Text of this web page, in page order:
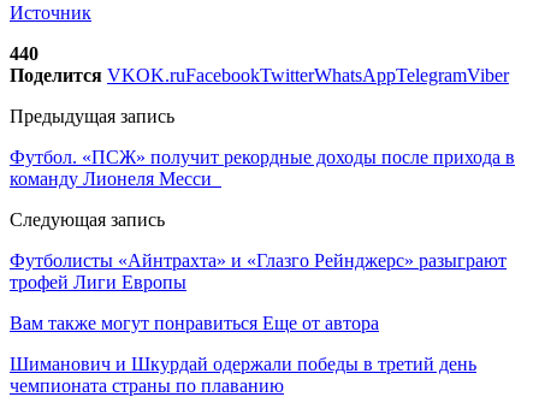
Источник
440
Поделится VKOK.ruFacebookTwitterWhatsAppTelegramViber
Предыдущая запись
Футбол. «ПСЖ» получит рекордные доходы после прихода в
команду Лионеля Месси
Следующая запись
Футболисты «Айнтрахта» и «Глазго Рейнджерс» разыграют
трофей Лиги Европы
Вам также могут понравиться Еще от автора
Шиманович и Шкурдай одержали победы в третий день
чемпионата страны по плаванию